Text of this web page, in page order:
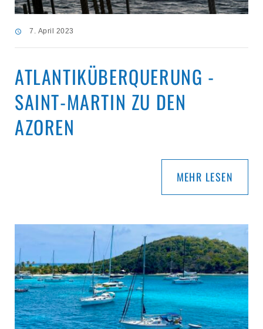
7. April 2023
ATLANTIKÜBERQUERUNG -
SAINT-MARTIN ZU DEN
AZOREN
MEHR LESEN